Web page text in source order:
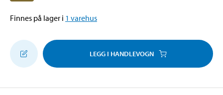
Finnes på lager i 1 varehus
LEGG I HANDLEVOGN